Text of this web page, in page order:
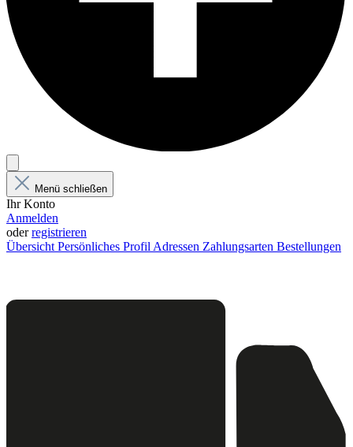
Menü schließen
Ihr Konto
Anmelden
oderregistrieren
Übersicht Persönliches Profil Adressen Zahlungsarten Bestellungen